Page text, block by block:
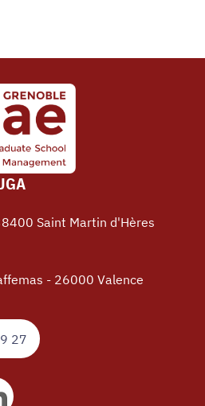
27
Saint Martin d'Hères
- 26000 Valence